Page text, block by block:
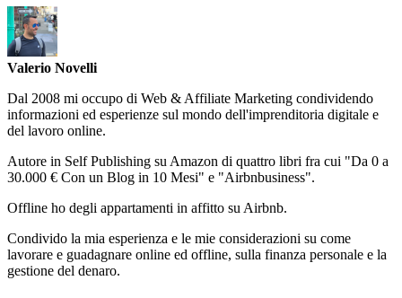
Valerio Novelli
Dal 2008 mi occupo di Web & Affiliate Marketing condividendo
informazioni ed esperienze sul mondo dell'imprenditoria digitale e
del lavoro online.
Autore in Self Publishing su Amazon di quattro libri fra cui "Da 0 a
30.000 € Con un Blog in 10 Mesi" e "Airbnbusiness".
Offline ho degli appartamenti in affitto su Airbnb.
Condivido la mia esperienza e le mie considerazioni su come
lavorare e guadagnare online ed offline, sulla finanza personale e la
gestione del denaro.